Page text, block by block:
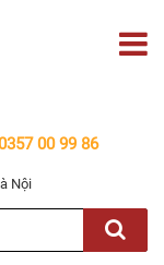
00 99 86
Nội